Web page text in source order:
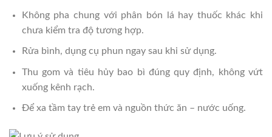
Không pha chung với phân bón lá hay thuốc khác khi
chưa kiểm tra độ tương hợp.
Rửa bình, dụng cụ phun ngay sau khi sử dụng.
Thu gom và tiêu hủy bao bì đúng quy định, không vứt
xuống kênh rạch.
Để xa tầm tay trẻ em và nguồn thức ăn – nước uống.